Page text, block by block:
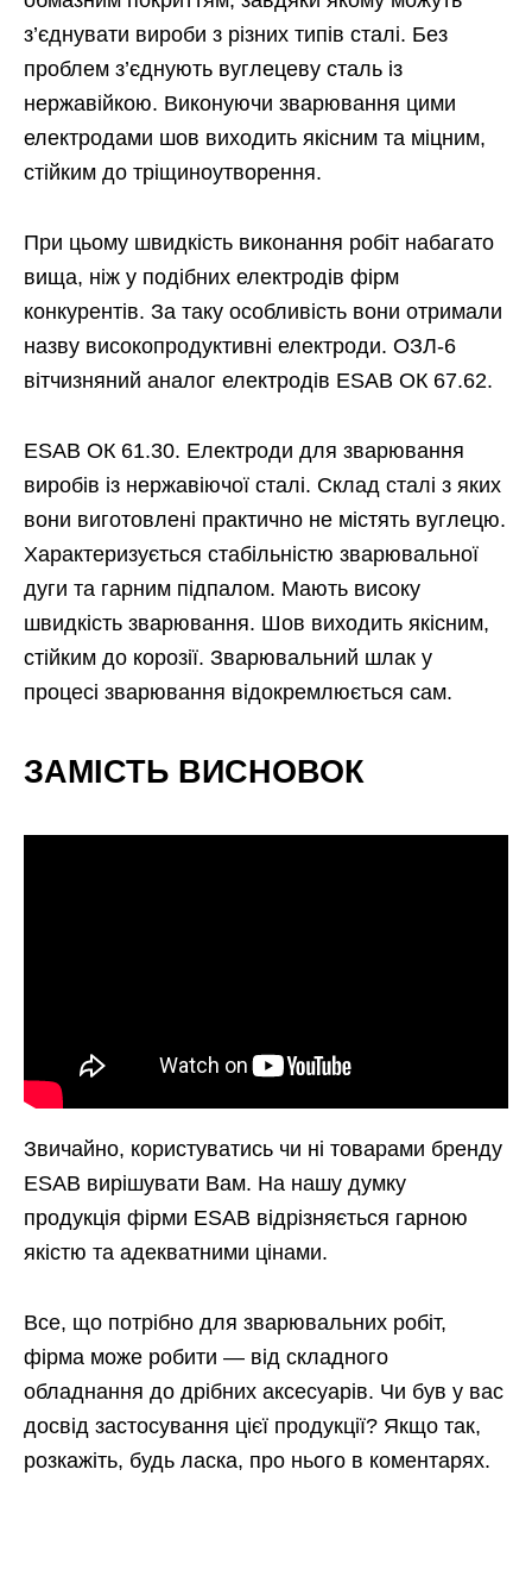
з’єднувати вироби з різних типів сталі. Без
проблем з’єднують вуглецеву сталь із
нержавійкою. Виконуючи зварювання цими
електродами шов виходить якісним та міцним,
стійким до тріщиноутворення.
При цьому швидкість виконання робіт набагато
вища, ніж у подібних електродів фірм
конкурентів. За таку особливість вони отримали
назву високопродуктивні електроди. ОЗЛ-6
вітчизняний аналог електродів ESAB ОК 67.62.
ESAB ОК 61.30. Електроди для зварювання
виробів із нержавіючої сталі. Склад сталі з яких
вони виготовлені практично не містять вуглецю.
Характеризується стабільністю зварювальної
дуги та гарним підпалом. Мають високу
швидкість зварювання. Шов виходить якісним,
стійким до корозії. Зварювальний шлак у
процесі зварювання відокремлюється сам.
ЗАМІСТЬ ВИСНОВОК
Звичайно, користуватись чи ні товарами бренду
ESAB вирішувати Вам. На нашу думку
продукція фірми ESAB відрізняється гарною
якістю та адекватними цінами.
Все, що потрібно для зварювальних робіт,
фірма може робити — від складного
обладнання до дрібних аксесуарів. Чи був у вас
досвід застосування цієї продукції? Якщо так,
розкажіть, будь ласка, про нього в коментарях.